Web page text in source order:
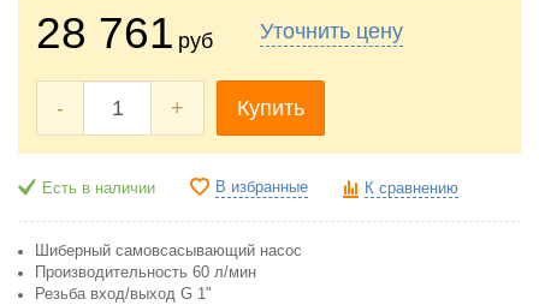
28 761 руб
- + Купить
Уточнить цену
Есть в наличии В избранные К сравнению
Шиберный самовсасывающий насос
Производительность 60 л/мин
Резьба вход/выход G 1"